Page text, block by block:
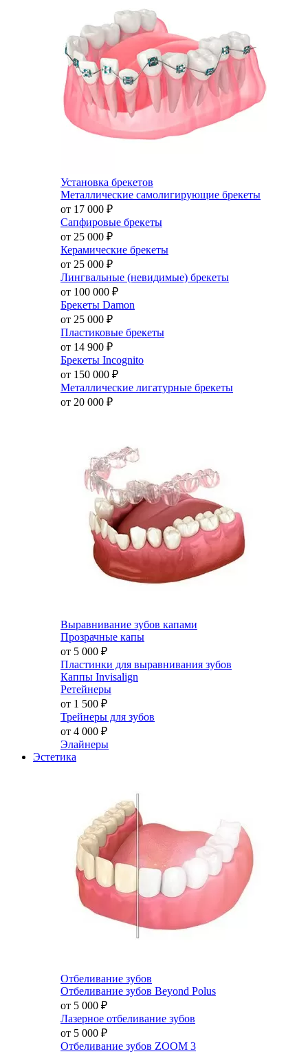
Установка брекетов
Металлические самолигирующие брекеты
от 17 000 ₽
Сапфировые брекеты
от 25 000 ₽
Керамические брекеты
от 25 000 ₽
Лингвальные (невидимые) брекеты
от 100 000 ₽
Брекеты Damon
от 25 000 ₽
Пластиковые брекеты
от 14 900 ₽
Брекеты Incognito
от 150 000 ₽
Металлические лигатурные брекеты
от 20 000 ₽
Выравнивание зубов капами
Прозрачные капы
от 5 000 ₽
Пластинки для выравнивания зубов
Каппы Invisalign
Ретейнеры
от 1 500 ₽
Трейнеры для зубов
от 4 000 ₽
Элайнеры
Эстетика
Отбеливание зубов
Отбеливание зубов Beyond Polus
от 5 000 ₽
Лазерное отбеливание зубов
от 5 000 ₽
Отбеливание зубов ZOOM 3